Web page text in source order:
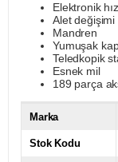
Elektronik
Alet
Mandren
Yumuşak
Teledkopik
Esnek mil
189 parça
Marka
Stok Kodu